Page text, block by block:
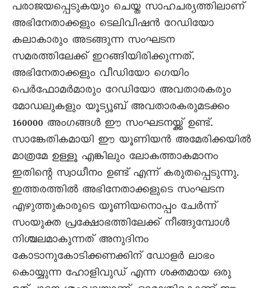
പരാജയപ്പെടുകയും ചെയ്ത സാഹചര്യത്തിലാണ്
അഭിനേതാക്കളും ടെലിവിഷൻ റേഡിയോ
കലാകാരും അടങ്ങുന്ന സംഘടന
സമരത്തിലേക്ക് ഇറങ്ങിയിരിക്കുന്നത്.
അഭിനേതാക്കളും വീഡിയോ ഗെയിം
പെർഫോമർമാരും റേഡിയോ അവതാരകരും
മോഡലുകളും യൂട്യൂബ് അവതാരകരുമടക്കം
160000 അംഗങ്ങൾ ഈ സംഘടനയ്ക്ക് ഉണ്ട്.
സാങ്കേതികമായി ഈ യൂണിയൻ അമേരിക്കയിൽ
മാത്രമേ ഉള്ളൂ എങ്കിലും ലോകത്താകമാനം
ഇതിന്റെ സ്വാധീനം ഉണ്ട് എന്ന് കരുതപ്പെടുന്നു.
ഇത്തരത്തിൽ അഭിനേതാക്കളുടെ സംഘടന
എഴുത്തുകാരുടെ യൂണിയനൊപ്പം ചേർന്ന്
സംയുക്ത പ്രക്ഷോഭത്തിലേക്ക് നീങ്ങുമ്പോൾ
നിശ്ചലമാകുന്നത് അനുദിനം
കോടാനുകോടിക്കണക്കിന് ഡോളർ ലാഭം
കൊയ്യുന്ന ഹോളിവുഡ് എന്ന ശക്തമായ ഒരു